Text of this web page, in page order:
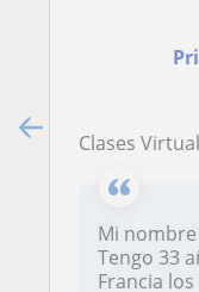
Clases Virtuales
Mi
Tengo 33
Francia